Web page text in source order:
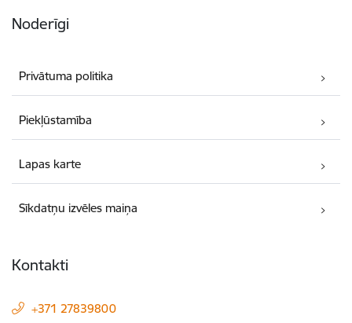
Noderīgi
Privātuma politika
Piekļūstamība
Lapas karte
Sīkdatņu izvēles maiņa
Kontakti
+371 27839800